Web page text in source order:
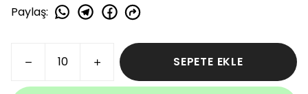
Paylaş:
SEPETE EKLE